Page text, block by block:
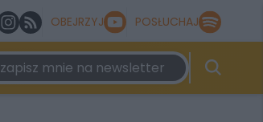
OBEJRZYJ POSŁUCHAJ
zapisz mnie na newsletter